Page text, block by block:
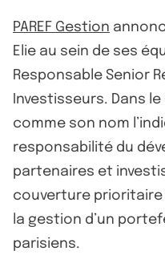
PAREF Gestion
Elie au sein de ses
Responsable Senior
Investisseurs. Dans
comme son nom
responsabilité du
partenaires et
couverture prioritaire
la gestion d’un
parisiens.